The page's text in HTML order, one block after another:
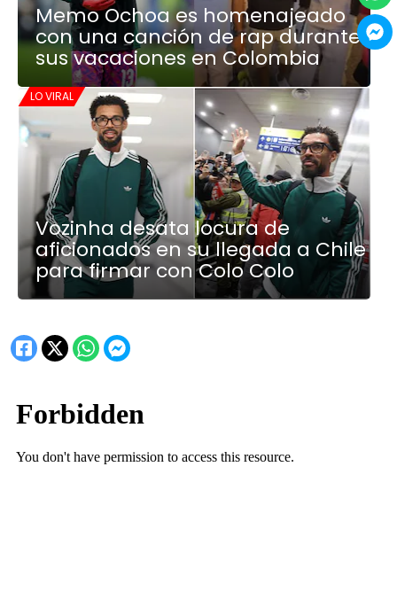
Memo Ochoa es homenajeado
con una canción de rap durante
sus vacaciones en Colombia
LO VIRAL
Vozinha desata locura de
aficionados en su llegada a Chile
para firmar con Colo Colo